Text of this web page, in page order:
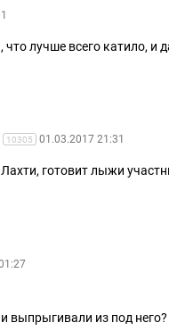
лучше всего катило, и
10305 01.03.2017 21:31
готовит лыжи
выпрыгивали из под него?